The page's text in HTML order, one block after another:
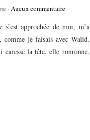
- Aucun commentaire
approchée de moi, m’a
comme je faisais avec Walid.
caresse la tête, elle ronronne.